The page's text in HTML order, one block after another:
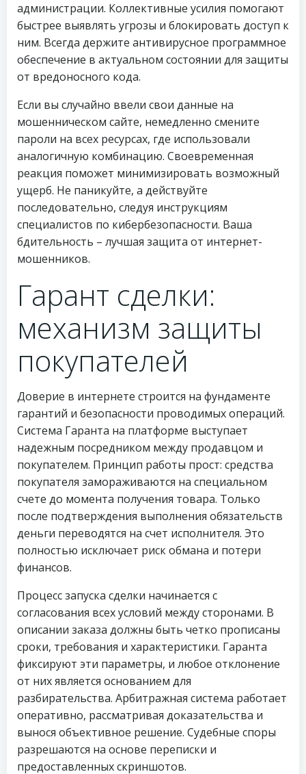
администрации. Коллективные усилия помогают
быстрее выявлять угрозы и блокировать доступ к
ним. Всегда держите антивирусное программное
обеспечение в актуальном состоянии для защиты
от вредоносного кода.
Если вы случайно ввели свои данные на
мошенническом сайте, немедленно смените
пароли на всех ресурсах, где использовали
аналогичную комбинацию. Своевременная
реакция поможет минимизировать возможный
ущерб. Не паникуйте, а действуйте
последовательно, следуя инструкциям
специалистов по кибербезопасности. Ваша
бдительность – лучшая защита от интернет-
мошенников.
Гарант сделки:
механизм защиты
покупателей
Доверие в интернете строится на фундаменте
гарантий и безопасности проводимых операций.
Система Гаранта на платформе выступает
надежным посредником между продавцом и
покупателем. Принцип работы прост: средства
покупателя замораживаются на специальном
счете до момента получения товара. Только
после подтверждения выполнения обязательств
деньги переводятся на счет исполнителя. Это
полностью исключает риск обмана и потери
финансов.
Процесс запуска сделки начинается с
согласования всех условий между сторонами. В
описании заказа должны быть четко прописаны
сроки, требования и характеристики. Гаранта
фиксируют эти параметры, и любое отклонение
от них является основанием для
разбирательства. Арбитражная система работает
оперативно, рассматривая доказательства и
вынося объективное решение. Судебные споры
разрешаются на основе переписки и
предоставленных скриншотов.